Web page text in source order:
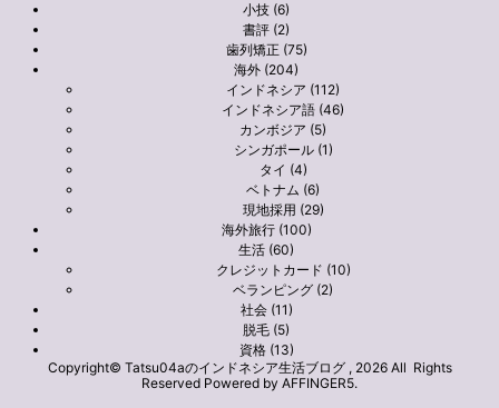
小技 (6)
書評 (2)
歯列矯正 (75)
海外 (204)
インドネシア (112)
インドネシア語 (46)
カンボジア (5)
シンガポール (1)
タイ (4)
ベトナム (6)
現地採用 (29)
海外旅行 (100)
生活 (60)
クレジットカード (10)
ベランピング (2)
社会 (11)
脱毛 (5)
資格 (13)
Copyright© Tatsu04aのインドネシア生活ブログ , 2026 All Rights
Reserved Powered by AFFINGER5.